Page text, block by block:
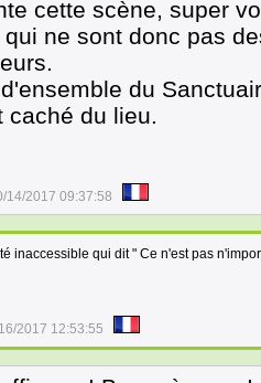
cette scène, super
ne sont donc pas
du
caché du lieu.
14/2017 09:37:58
inaccessible qui dit " Ce n'est pas
2017 12:53:55